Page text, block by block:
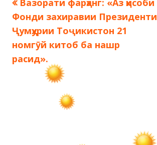
Навигация
по
записям
запись:
Вазорати фарҳанг: «Аз ҳисоби
Фонди захиравии Президенти
Ҷумҳурии Тоҷикистон 21
номгӯй китоб ба нашр
расид».